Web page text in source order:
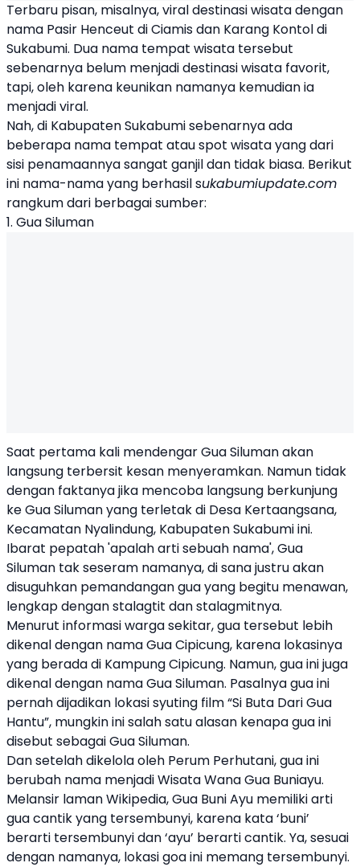
Terbaru pisan, misalnya, viral destinasi wisata dengan
nama Pasir Henceut di Ciamis dan Karang Kontoldi
Sukabumi. Dua nama tempat wisata tersebut
sebenarnya belum menjadi destinasi wisata favorit,
tapi, oleh karena keunikan namanya kemudian ia
menjadi viral.
Nah, di Kabupaten Sukabumi sebenarnya ada
beberapa nama tempat atau spot wisata yang dari
sisi penamaannya sangat ganjil dan tidak biasa. Berikut
ini nama-nama yang berhasil sukabumiupdate.com
rangkum dari berbagai sumber:
1. Gua Siluman
Saat pertama kali mendengar Gua Siluman akan
langsung terbersit kesan menyeramkan. Namun tidak
dengan faktanya jika mencoba langsung berkunjung
ke Gua Siluman yang terletak di Desa Kertaangsana,
Kecamatan Nyalindung, Kabupaten Sukabumi ini.
Ibarat pepatah 'apalah arti sebuah nama', Gua
Siluman tak seseram namanya, di sana justru akan
disuguhkan pemandangan gua yang begitu menawan,
lengkap dengan stalagtit dan stalagmitnya.
Menurut informasi warga sekitar, gua tersebut lebih
dikenal dengan nama Gua Cipicung, karena lokasinya
yang berada di Kampung Cipicung. Namun, gua ini juga
dikenal dengan nama Gua Siluman. Pasalnya gua ini
pernah dijadikan lokasi syuting film “Si Buta Dari Gua
Hantu”, mungkin ini salah satu alasan kenapa gua ini
disebut sebagai Gua Siluman.
Dan setelah dikelola oleh Perum Perhutani, gua ini
berubah nama menjadi Wisata Wana Gua Buniayu.
Melansir laman Wikipedia, Gua Buni Ayu memiliki arti
gua cantik yang tersembunyi, karena kata ‘buni’
berarti tersembunyi dan ‘ayu’ berarti cantik. Ya, sesuai
dengan namanya, lokasi goa ini memang tersembunyi.